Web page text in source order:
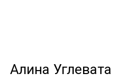
Алина Углевата